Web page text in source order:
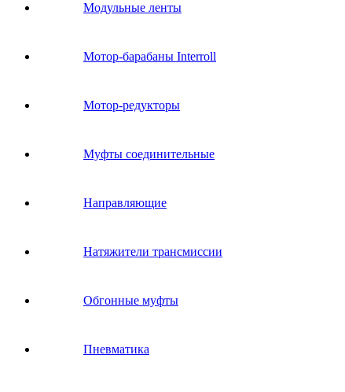
Модульные ленты
Мотор-барабаны Interroll
Мотор-редукторы
Муфты соединительные
Направляющие
Натяжители трансмиссии
Обгонные муфты
Пневматика